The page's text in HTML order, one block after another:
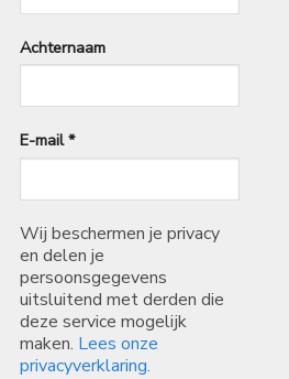
Achternaam
E-mail*
Wij beschermen je privacy
en delen je
persoonsgegevens
uitsluitend met derden die
deze service mogelijk
maken. Lees onze
privacyverklaring.